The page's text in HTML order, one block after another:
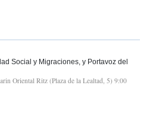
Social y Migraciones, y Portavoz del
Oriental Ritz (Plaza de la Lealtad, 5) 9:00